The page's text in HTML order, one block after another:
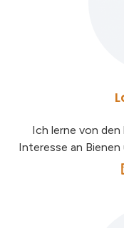
Ich lerne von
Interesse an